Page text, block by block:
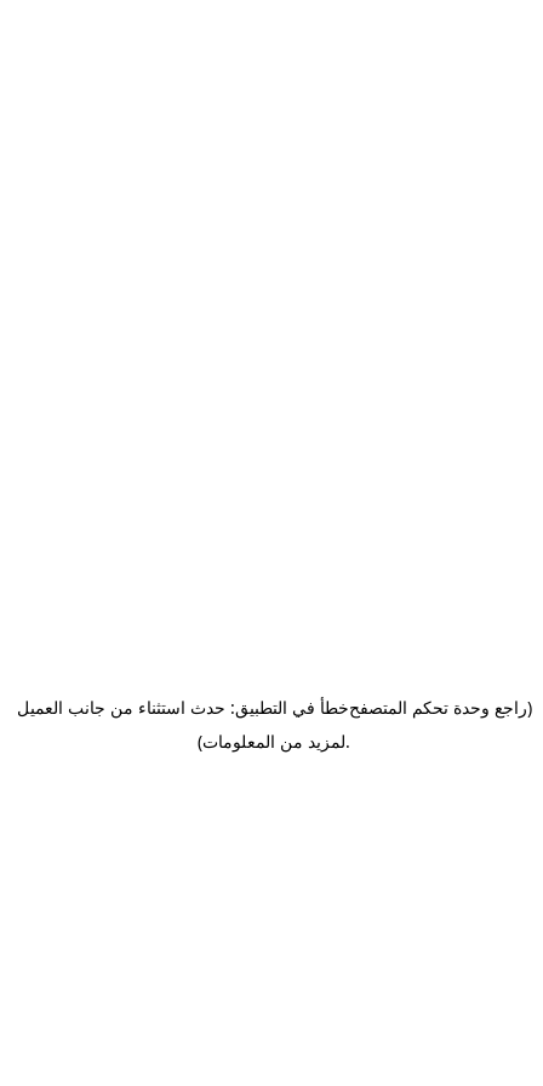
خطأ في التطبيق: حدث استثناء من جانب العميل(راجع وحدة تحكم المتصفح
لمزيد من المعلومات).